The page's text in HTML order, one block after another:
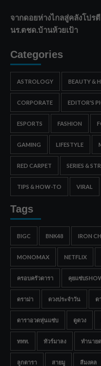
จากดอยห่างไกลสู่คลังโป
นร.ตชด.บ้านห้วยเป้า
Categories
ASTROLOGY BEAUTY &
CORPORATE EDITOR'S
ESPORTS FASHION
GAMING LIFESTYLE
RED CARPET SERIES &
TIPS & HOW-TO VIRAL
Tags
BIGC BNK48 IRON
MONOMAX NETFLIX
ครอบครัวดารา คุยแซ่บ
ดราม่า ดวงประจำวัน ด
ดาราอวดหุ่นแซ่บ ดูดวง
ททท. ทัวร์มาลง ทำนาย
ลูกดารา สายมู สีมงคล